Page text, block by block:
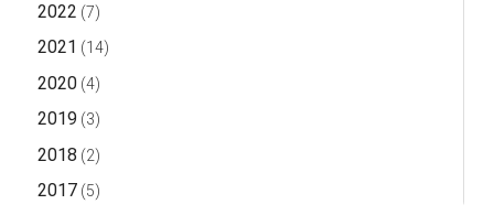
2022 (7)
2021 (14)
2020(4)
2019 (3)
2018 (2)
2017(5)